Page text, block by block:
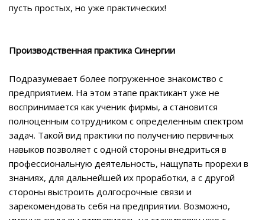
пусть простых, но уже практических!
Производственная практика Синергии
Подразумевает более погруженное знакомство с
предприятием. На этом этапе практикант уже не
воспринимается как ученик фирмы, а становится
полноценным сотрудником с определенным спектром
задач. Такой вид практики по получению первичных
навыков позволяет с одной стороны внедриться в
профессиональную деятельность, нащупать прорехи в
знаниях, для дальнейшей их проработки, а с другой
стороны выстроить долгосрочные связи и
зарекомендовать себя на предприятии. Возможно,